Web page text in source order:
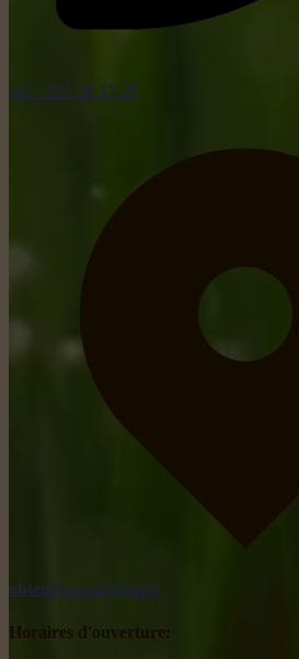
tel: +352 26 15 26
obtenir un itinéraire
Horaires d'ouverture: